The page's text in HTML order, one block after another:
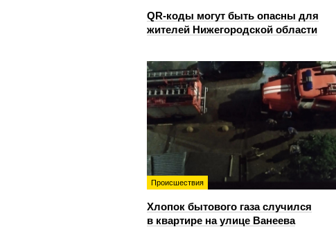
QR-коды могут быть опасны для
жителей Нижегородской области
Происшествия
Хлопок бытового газа случился
в квартире на улице Ванеева